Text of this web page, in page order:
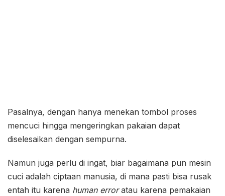
Pasalnya, dengan hanya menekan tombol proses
mencuci hingga mengeringkan pakaian dapat
diselesaikan dengan sempurna.
Namun juga perlu di ingat, biar bagaimana pun mesin
cuci adalah ciptaan manusia, di mana pasti bisa rusak
entah itu karena human erroratau karena pemakaian